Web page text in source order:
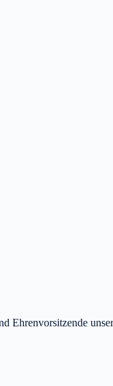
Ehrenvorsitzende